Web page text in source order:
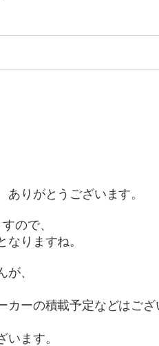
ありがとうございます。
ので、
りますね。
、
カーの積載予定などはござ
ます。